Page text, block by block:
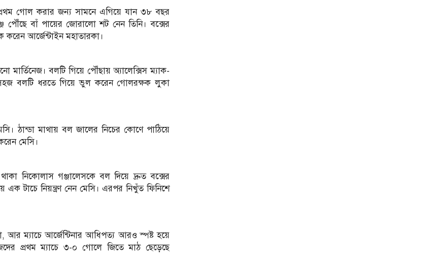
গোল করার জন্য সামনে এগিয়ে যান ৩৮ বছর
পৌঁছে বাঁ পায়ের জোরালো শট নেন তিনি। বক্সের
আর্জেন্টাইন মহাতারকা।
মার্তিনেজ। বলটি গিয়ে পৌঁছায় অ্যালেক্সিস ম্যাক-
সহজ বলটি ধরতে গিয়ে ভুল করেন গোলরক্ষক লুকা
ঠান্ডা মাথায় বল জালের নিচের কোণে পাঠিয়ে
মেসি।
নিকোলাস গঞ্জালেসকে বল দিয়ে দ্রুত বক্সের
টাচে নিয়ন্ত্রণ নেন মেসি। এরপর নিখুঁত ফিনিশে
আর ম্যাচে আর্জেন্টিনার আধিপত্য আরও স্পষ্ট হয়ে
প্রথম ম্যাচে ৩-০ গোলে জিতে মাঠ ছেড়েছে